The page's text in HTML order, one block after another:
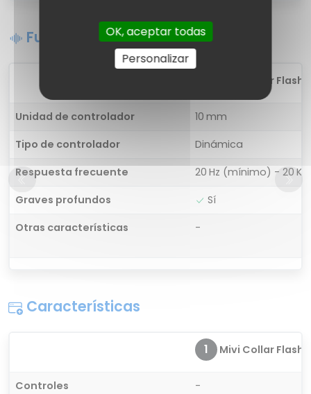
Funciones de sonido
Mivi Collar Flash
Unidad de controlador
10 mm
Tipo de controlador
Dinámica
Respuesta frecuente
20 Hz (mínimo) - 20
Graves profundos
Sí
Otras características
-
Características
1 Mivi Collar Flash
Controles -
OK, aceptar todas
Personalizar